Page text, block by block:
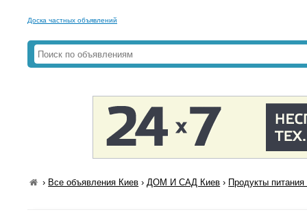
Доска частных объявлений
› Все объявления Киев ›ДОМ И САД Киев › Продукты